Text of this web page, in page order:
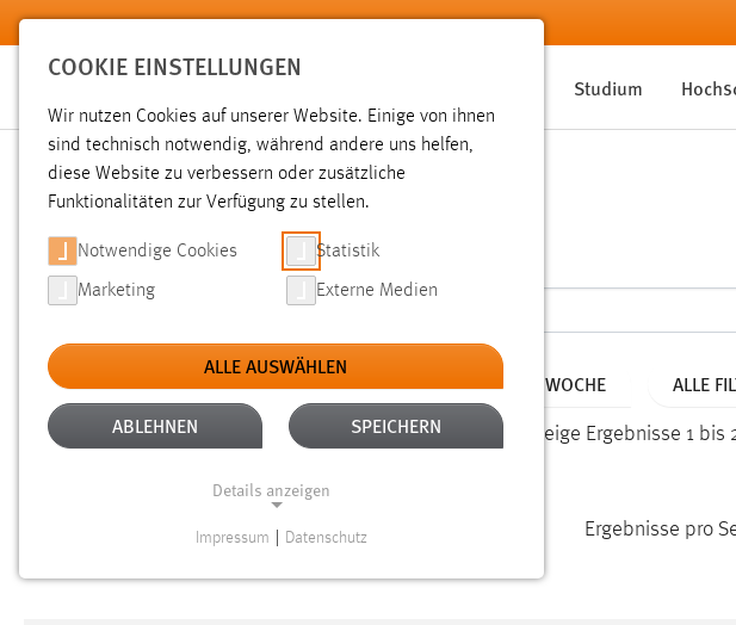
Zum Hauptinhalt springen
Studium
SUCHE
Aktive Filter: TYP: DATEIEN ALTER: WENIGER ALS EINE WOCHE ALLE
Gesucht nach "weide". Es wurden 35 Ergebnisse gefunden. Zeige Ergebnisse 1 bis
Ergebnisse pro
COOKIE EINSTELLUNGEN
Wir nutzen Cookies auf unserer Website. Einige von ihnen
sind technisch notwendig, während andere uns helfen,
diese Website zu verbessern oder zusätzliche
Funktionalitäten zur Verfügung zu stellen.
Notwendige Cookies Statistik
Marketing Externe Medien
ALLE AUSWÄHLEN
ABLEHNEN SPEICHERN
Details anzeigen
Impressum Datenschutz